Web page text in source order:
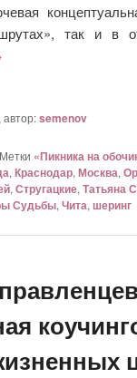
так и в
, автор:semenov
Метки «Пикника на
, Краснодар, Москва,
, Стругацкие, Татьяна
Судьбы, Чита, шеринг